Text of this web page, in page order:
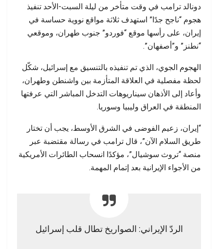
دونالد ترامب في وقت متأخر من ليلة السبت-الأحد تنفيذ
هجوم “ناجح جدًا” استهدف ثلاثة مواقع نووية حساسة في
إيران، على رأسها موقع “فوردو” جنوب طهران، وموقعي
“نطنز” و”أصفهان”.
الهجوم الجوي، الذي تم تنفيذه بالتنسيق مع إسرائيل، شكّل
لحظة مفصلية في العلاقة المتأزمة بين واشنطن وطهران،
وأعاد إلى الأذهان سيناريوهات التدخل المباشر التي عرفتها
المنطقة في العراق وليبيا وسوريا.
“إيران، زعيم الفوضى في الشرق الأوسط، يجب أن تختار
طريق السلام الآن”، قال ترامب في رسالة مقتضبة عبر
منصة “تروث سوشيال”، مؤكدًا انسحاب الطائرات الأمريكية
من الأجواء الإيرانية بعد إتمام المهمة.
الردّ الإيراني: الصواريخ تطال قلب إسرائيل